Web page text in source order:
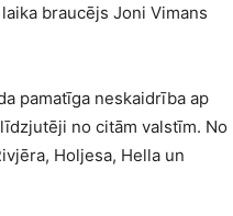
braucējs Joni Vimans
pamatīga neskaidrība ap
no citām valstīm. No
Holjesa, Hella un